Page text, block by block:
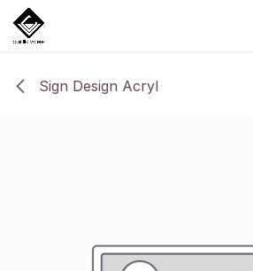
Overslaan naar inhoud
Sign Design Acryl